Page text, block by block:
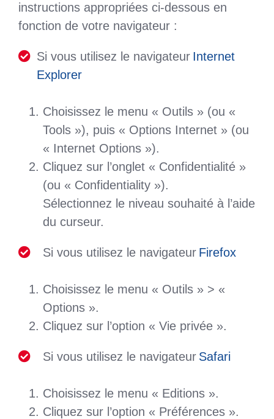
instructions appropriées ci-dessous en
fonction de votre navigateur :
Si vous utilisez le navigateur Internet
Explorer
Choisissez le menu « Outils » (ou «
Tools »), puis « Options Internet » (ou
« Internet Options »).
Cliquez sur l’onglet « Confidentialité »
(ou « Confidentiality »).
Sélectionnez le niveau souhaité à l’aide
du curseur.
Si vous utilisez le navigateur Firefox
Choisissez le menu « Outils » > «
Options ».
Cliquez sur l’option « Vie privée ».
Si vous utilisez le navigateur Safari
Choisissez le menu « Editions ».
Cliquez sur l’option « Préférences ».